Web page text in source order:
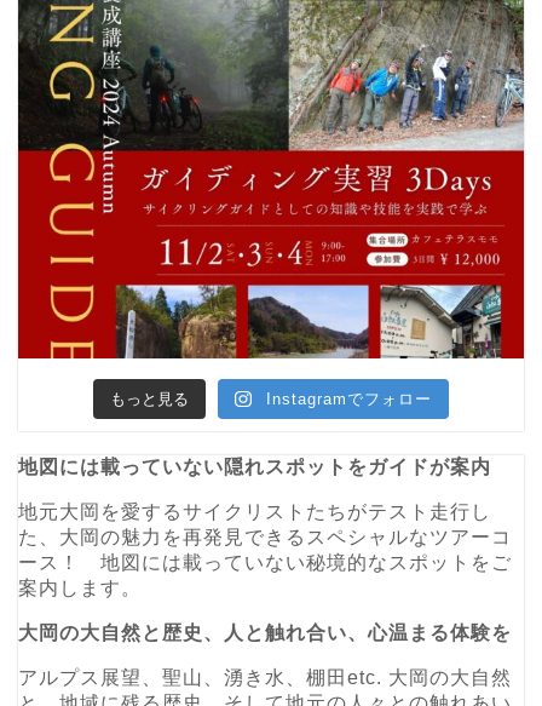
もっと見る Instagramでフォロー
地図には載っていない隠れスポットをガイドが案内
地元大岡を愛するサイクリストたちがテスト走行し
た、大岡の魅力を再発見できるスペシャルなツアーコ
ース！ 地図には載っていない秘境的なスポットをご
案内します。
大岡の大自然と歴史、人と触れ合い、心温まる体験を
アルプス展望、聖山、湧き水、棚田etc. 大岡の大自然